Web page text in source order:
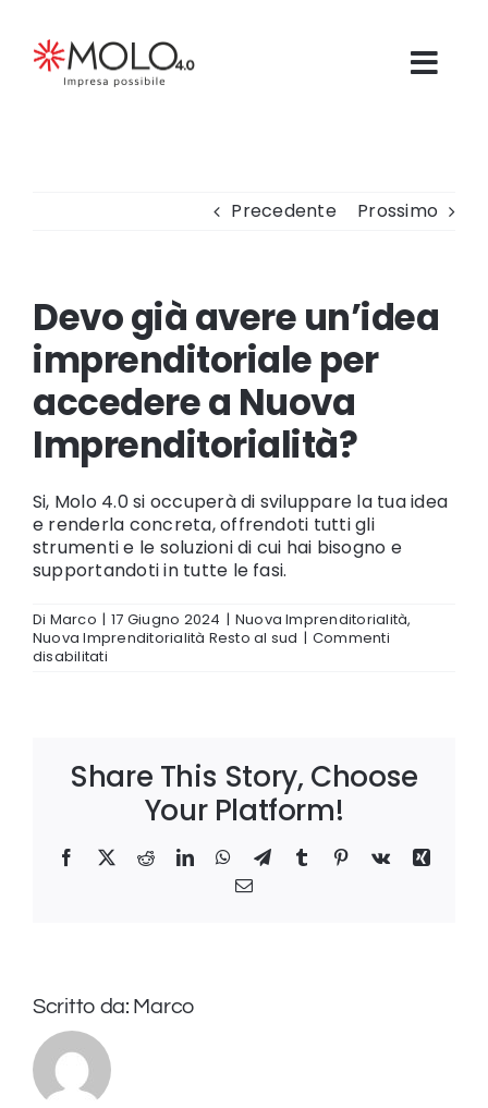
contenuto
Precedente Prossimo
Devo già avere un’idea
imprenditoriale per
accedere a Nuova
Imprenditorialità?
Si, Molo 4.0 si occuperà di sviluppare la tua idea
e renderla concreta, offrendoti tutti gli
strumenti e le soluzioni di cui hai bisogno e
supportandoti in tutte le fasi.
Di Marco | 17 Giugno 2024 | Nuova Imprenditorialità,
Nuova Imprenditorialità Resto al sud | Commenti
disabilitatisu
per
accedere
Nuova
Share This Story, Choose
Your Platform!
Facebook
X RedditLinkedInWhatsApp
TelegramTumblr Pinterest
Vk
Xing
Email
Scritto da: Marco